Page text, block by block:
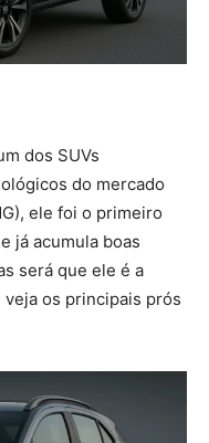
dos SUVs
do mercado
ele foi o primeiro
já acumula boas
será que ele é a
veja os principais prós